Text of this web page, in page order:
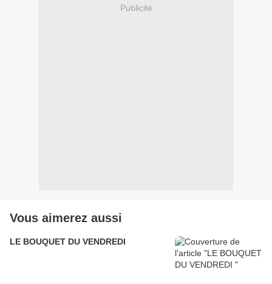
Publicité
Vous aimerez aussi
LE BOUQUET DU VENDREDI